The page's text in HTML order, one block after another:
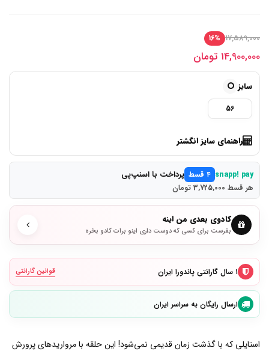
17,589,000
16%
14,900,000 تومان
سایز
56
راهنمای سایز انگشتر
snapp! pay ۴ قسط پرداخت با اسنپ‌پی
هر قسط 3,725,000 تومان
کادوی بعدی من اینه
بفرست برای کسی که دوست داری اینو برات کادو بخره
۱ سال گارانتی پاندورا ایران قوانین گارانتی
ارسال رایگان به سراسر ایران
استایلی که با گذشت زمان قدیمی نمی‌شود! این حلقه با مرواریدهای پرورش